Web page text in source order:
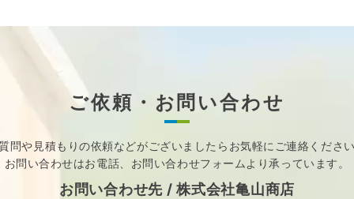
ご依頼・お問い合わせ
問や見積もりの依頼などがございましたら お気軽にご連絡くださ
お問い合わせはお電話、 お問い合わせフォームより承っています。
お問い合わせ先 /株式会社亀山商店